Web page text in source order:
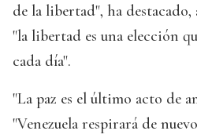
de la libertad", ha destacado,
"la libertad es una elección
cada día".
"La paz es el último acto de
"Venezuela respirará de